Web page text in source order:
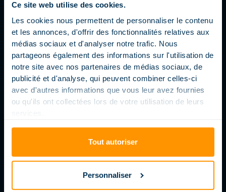
Ce site web utilise des cookies.
Les cookies nous permettent de personnaliser le contenu
et les annonces, d'offrir des fonctionnalités relatives aux
médias sociaux et d'analyser notre trafic. Nous
partageons également des informations sur l'utilisation de
notre site avec nos partenaires de médias sociaux, de
publicité et d'analyse, qui peuvent combiner celles-ci
avec d'autres informations que vous leur avez fournies
ou qu'ils ont collectées lors de votre utilisation de leurs
services.
Tout autoriser
Personnaliser
LE BLOG MAGILINE